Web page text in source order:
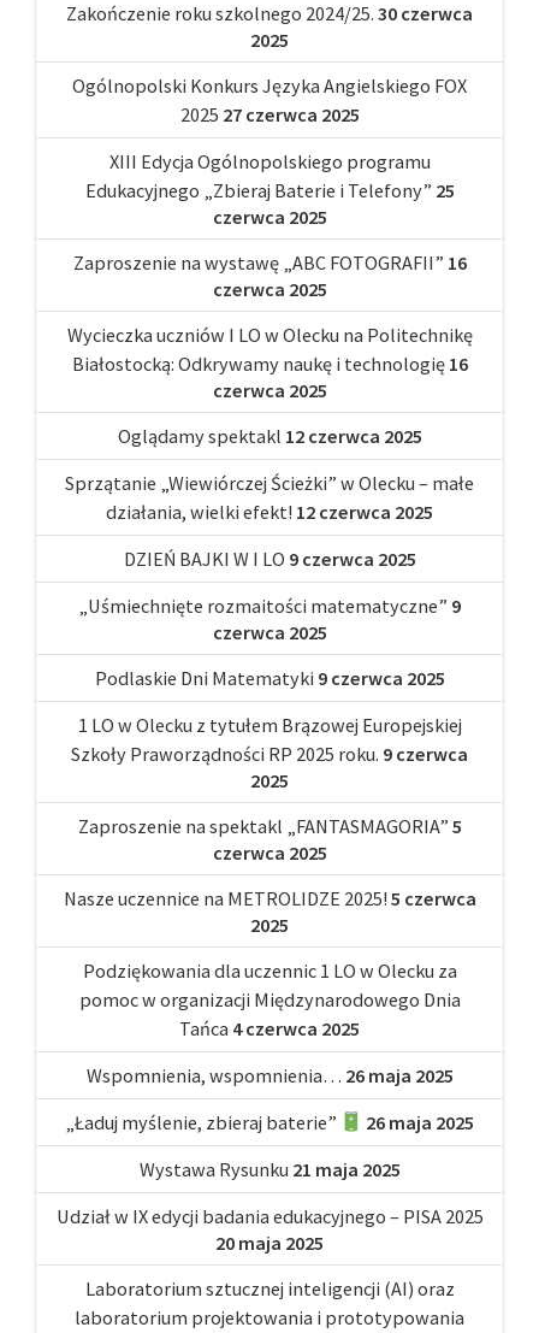
Zakończenie roku szkolnego 2024/25. 30 czerwca
2025
Ogólnopolski Konkurs Języka Angielskiego FOX
2025 27 czerwca 2025
XIII Edycja Ogólnopolskiego programu
Edukacyjnego „Zbieraj Baterie i Telefony” 25
czerwca 2025
Zaproszenie na wystawę „ABC FOTOGRAFII” 16
czerwca 2025
Wycieczka uczniów I LO w Olecku na Politechnikę
Białostocką: Odkrywamy naukę i technologię 16
czerwca 2025
Oglądamy spektakl 12 czerwca 2025
Sprzątanie „Wiewiórczej Ścieżki” w Olecku – małe
działania, wielki efekt! 12 czerwca 2025
DZIEŃ BAJKI W I LO 9 czerwca 2025
„Uśmiechnięte rozmaitości matematyczne” 9
czerwca 2025
Podlaskie Dni Matematyki 9 czerwca 2025
1 LO w Olecku z tytułem Brązowej Europejskiej
Szkoły Praworządności RP 2025 roku. 9 czerwca
2025
Zaproszenie na spektakl „FANTASMAGORIA” 5
czerwca 2025
Nasze uczennice na METROLIDZE 2025! 5 czerwca
2025
Podziękowania dla uczennic 1 LO w Olecku za
pomoc w organizacji Międzynarodowego Dnia
Tańca 4 czerwca 2025
Wspomnienia, wspomnienia… 26 maja 2025
„Ładuj myślenie, zbieraj baterie”
26 maja 2025
Wystawa Rysunku 21 maja 2025
Udział w IX edycji badania edukacyjnego – PISA 2025
20 maja 2025
Laboratorium sztucznej inteligencji (AI) oraz
laboratorium projektowania i prototypowania